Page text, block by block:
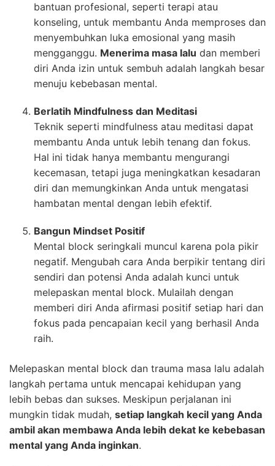
bantuan profesional, seperti terapi atau
konseling, untuk membantu Anda memproses dan
menyembuhkan luka emosional yang masih
mengganggu. Menerima masa lalu dan memberi
diri Anda izin untuk sembuh adalah langkah besar
menuju kebebasan mental.
Berlatih Mindfulness dan Meditasi
Teknik seperti mindfulness atau meditasi dapat
membantu Anda untuk lebih tenang dan fokus.
Hal ini tidak hanya membantu mengurangi
kecemasan, tetapi juga meningkatkan kesadaran
diri dan memungkinkan Anda untuk mengatasi
hambatan mental dengan lebih efektif.
Bangun Mindset Positif
Mental block seringkali muncul karena pola pikir
negatif. Mengubah cara Anda berpikir tentang diri
sendiri dan potensi Anda adalah kunci untuk
melepaskan mental block. Mulailah dengan
memberi diri Anda afirmasi positif setiap hari dan
fokus pada pencapaian kecil yang berhasil Anda
raih.
Melepaskan mental block dan trauma masa lalu adalah
langkah pertama untuk mencapai kehidupan yang
lebih bebas dan sukses. Meskipun perjalanan ini
mungkin tidak mudah, setiap langkah kecil yang Anda
ambil akan membawa Anda lebih dekat ke kebebasan
mental yang Anda inginkan.